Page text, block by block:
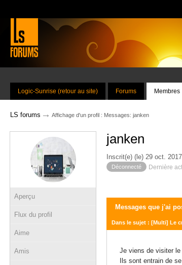
Logic-Sunrise (retour au site) Forums Membres
LS forums → Affichage d'un profil : Messages: janken
Aperçu
Flux du profil
Aime
Amis
janken
Inscrit(e) (le) 29 oct. 2017
Déconnecté Dernière
Messages que j'ai
Dans le sujet : [Multi] Le
Je viens de visiter
Ils sont entrain de